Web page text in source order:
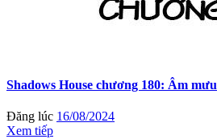
Shadows House chương 180: Âm mưu
Đăng lúc 16/08/2024
Xem tiếp